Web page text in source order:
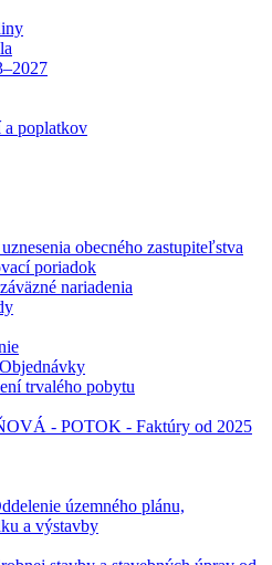
a poplatkov
obecného zastupiteľstva
poriadok
nariadenia
trvalého pobytu
- POTOK - Faktúry od 2025
územného plánu,
a výstavby